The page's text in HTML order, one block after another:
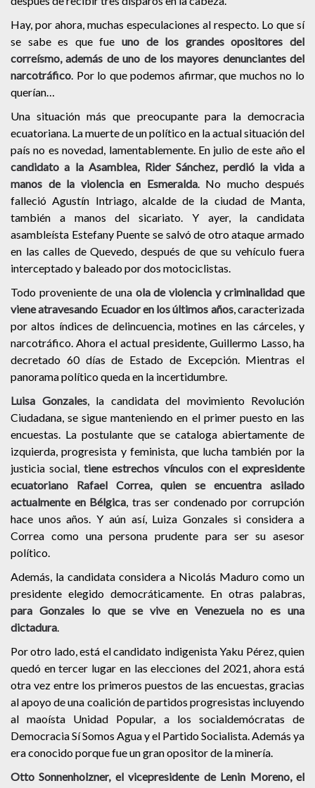
Hay, por ahora, muchas especulaciones al respecto. Lo que sí
se sabe es que fue uno de los grandes opositores del
correísmo, además de uno de los mayores denunciantes del
narcotráfico. Por lo que podemos afirmar, que muchos no lo
querían…
Una situación más que preocupante para la democracia
ecuatoriana. La muerte de un político en la actual situación del
país no es novedad, lamentablemente. En julio de este año el
candidato a la Asamblea, Rider Sánchez, perdió la vida a
manos de la violencia en Esmeralda. No mucho después
falleció Agustín Intriago, alcalde de la ciudad de Manta,
también a manos del sicariato. Y ayer, la candidata
asambleísta Estefany Puente se salvó de otro ataque armado
en las calles de Quevedo, después de que su vehículo fuera
interceptado y baleado por dos motociclistas.
Todo proveniente de una ola de violencia y criminalidad que
viene atravesando Ecuador en los últimos años, caracterizada
por altos índices de delincuencia, motines en las cárceles, y
narcotráfico.Ahora el actual presidente, Guillermo Lasso, ha
decretado 60 días de Estado de Excepción. Mientras el
panorama político queda en la incertidumbre.
Luisa Gonzales, la candidata del movimiento Revolución
Ciudadana, se sigue manteniendo en el primer puesto en las
encuestas. La postulante que se cataloga abiertamente de
izquierda, progresista y feminista, que lucha también por la
justicia social,tiene estrechos vínculos con el expresidente
ecuatoriano Rafael Correa, quien se encuentra asilado
actualmente en Bélgica, tras ser condenado por corrupción
hace unos años.Y aún así, Luiza Gonzales si considera a
Correa como una persona prudente para ser su asesor
político.
Además, la candidata considera a Nicolás Maduro como un
presidente elegido democráticamente. En otras palabras,
para Gonzales lo que se vive en Venezuela no es una
dictadura.
Por otro lado, está el candidato indigenista Yaku Pérez, quien
quedó en tercer lugar en las elecciones del 2021, ahora está
otra vez entre los primeros puestos de las encuestas, gracias
al apoyo de una coalición de partidos progresistas incluyendo
al maoísta Unidad Popular, a los socialdemócratas de
Democracia Sí Somos Agua y el Partido Socialista. Además ya
era conocido porque fue un gran opositor de la minería.
Otto Sonnenholzner, el vicepresidente de Lenin Moreno, el